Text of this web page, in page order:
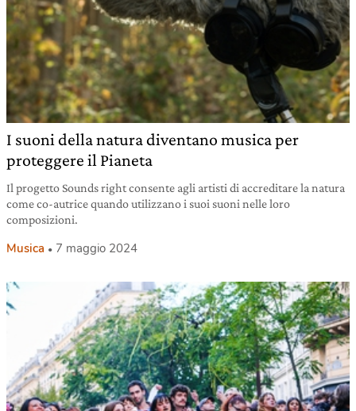
I suoni della natura diventano musica per
proteggere il Pianeta
Il progetto Sounds right consente agli artisti di accreditare la natura
come co-autrice quando utilizzano i suoi suoni nelle loro
composizioni.
Musica 7 maggio 2024